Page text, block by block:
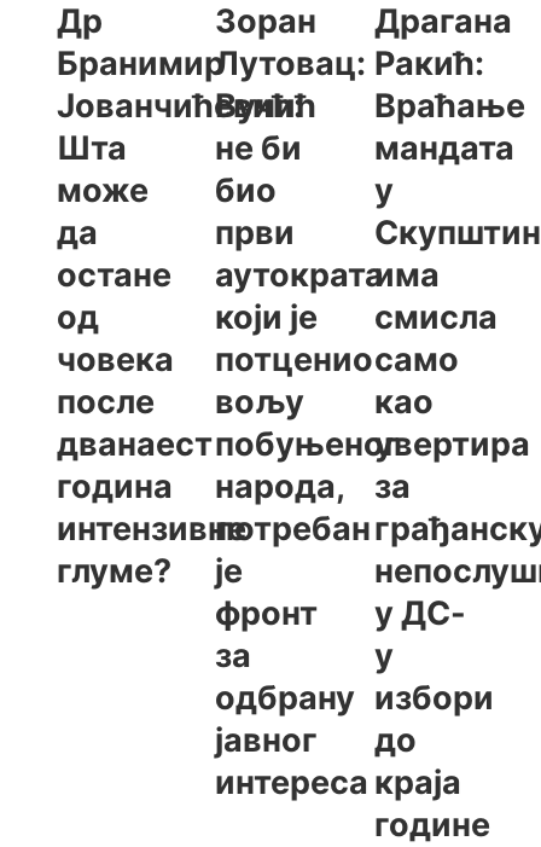
Др
Бранимир
Јованчићевић:
Шта
може
да
остане
од
човека
после
дванаест
година
интензивне
глуме?
Зоран
Лутовац:
Вучић
не би
био
први
аутократа
који је
потценио
вољу
побуњеног
народа,
потребан
је
фронт
за
одбрану
јавног
интереса
Драгана
Ракић:
Враћање
мандата
у
има
смисла
само
као
увертира
за
у ДС-
у
избори
до
краја
године